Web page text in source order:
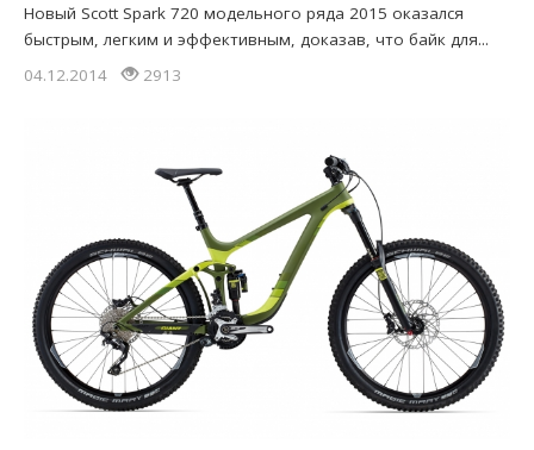
Новый Scott Spark 720 модельного ряда 2015 оказался
быстрым, легким и эффективным, доказав, что байк для...
04.12.2014
2913